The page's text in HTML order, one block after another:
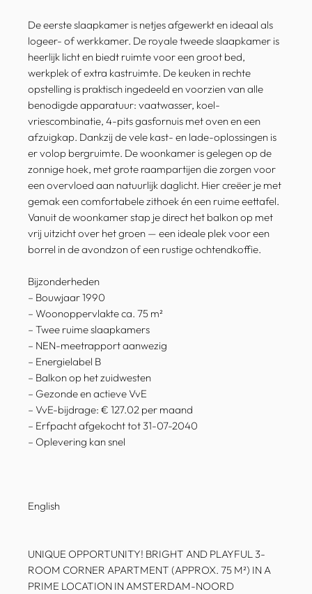
De eerste slaapkamer is netjes afgewerkt en ideaal als
logeer- of werkkamer. De royale tweede slaapkamer is
heerlijk licht en biedt ruimte voor een groot bed,
werkplek of extra kastruimte. De keuken in rechte
opstelling is praktisch ingedeeld en voorzien van alle
benodigde apparatuur: vaatwasser, koel-
vriescombinatie, 4-pits gasfornuis met oven en een
afzuigkap. Dankzij de vele kast- en lade-oplossingen is
er volop bergruimte. De woonkamer is gelegen op de
zonnige hoek, met grote raampartijen die zorgen voor
een overvloed aan natuurlijk daglicht. Hier creëer je met
gemak een comfortabele zithoek én een ruime eettafel.
Vanuit de woonkamer stap je direct het balkon op met
vrij uitzicht over het groen — een ideale plek voor een
borrel in de avondzon of een rustige ochtendkoffie.
Bijzonderheden
– Bouwjaar 1990
– Woonoppervlakte ca. 75 m²
– Twee ruime slaapkamers
– NEN-meetrapport aanwezig
– Energielabel B
– Balkon op het zuidwesten
– Gezonde en actieve VvE
– VvE-bijdrage: € 127.02 per maand
– Erfpacht afgekocht tot 31-07-2040
– Oplevering kan snel
English
UNIQUE OPPORTUNITY! BRIGHT AND PLAYFUL 3-
ROOM CORNER APARTMENT (APPROX. 75 M²) IN A
PRIME LOCATION IN AMSTERDAM-NOORD